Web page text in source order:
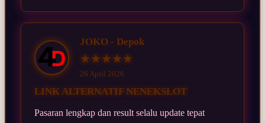
JOKO - Depok
★★★★★
26 April 2026
LINK ALTERNATIF NENEKSLOT
Pasaran lengkap dan result selalu update tepat